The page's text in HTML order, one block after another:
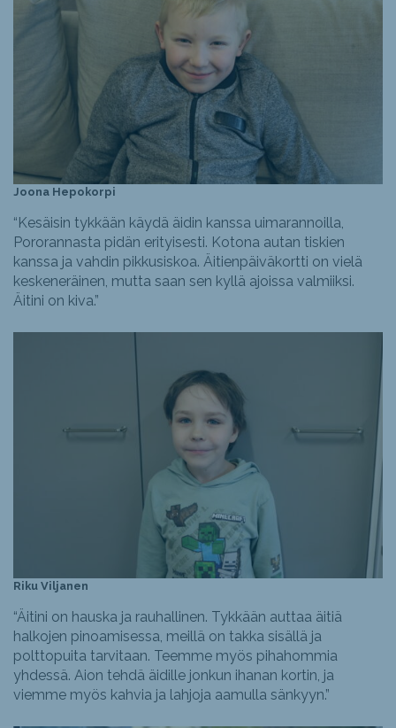
Joona Hepokorpi
“Kesäisin tykkään käydä äidin kanssa uimarannoilla,
Pororannasta pidän erityisesti. Kotona autan tiskien
kanssa ja vahdin pikkusiskoa. Äitienpäiväkortti on vielä
keskeneräinen, mutta saan sen kyllä ajoissa valmiiksi.
Äitini on kiva.”
Riku Viljanen
“Äitini on hauska ja rauhallinen. Tykkään auttaa äitiä
halkojen pinoamisessa, meillä on takka sisällä ja
polttopuita tarvitaan. Teemme myös pihahommia
yhdessä. Aion tehdä äidille jonkun ihanan kortin, ja
viemme myös kahvia ja lahjoja aamulla sänkyyn.”